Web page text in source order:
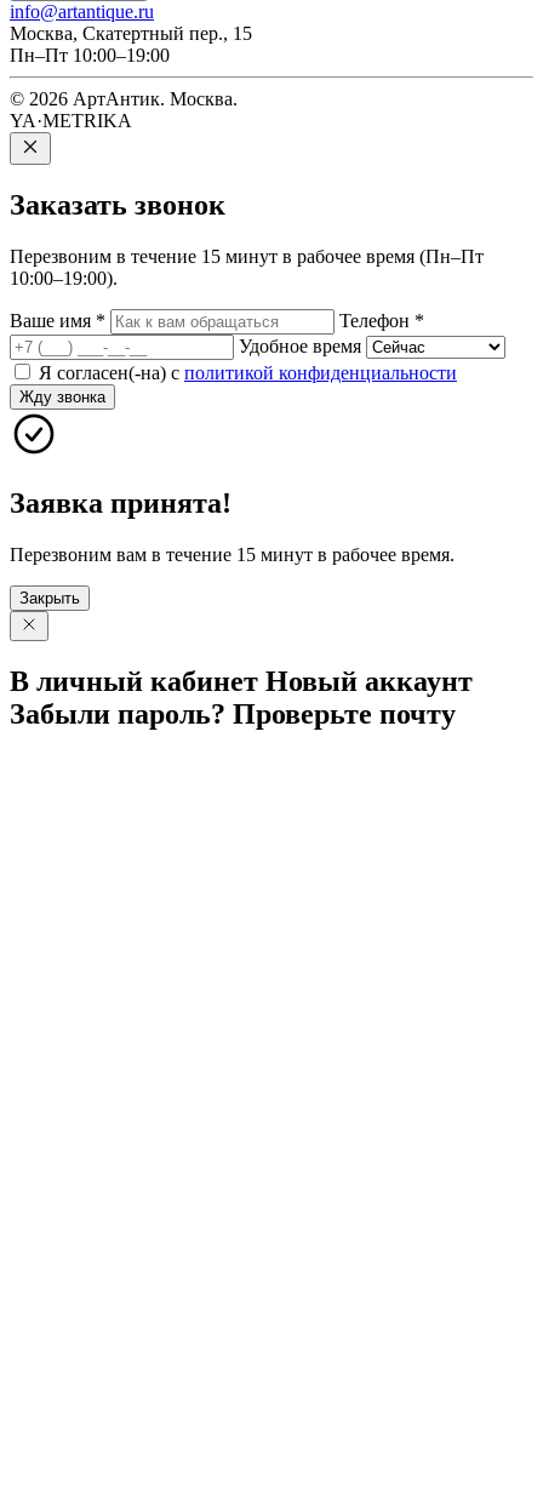
info@artantique.ru
Москва, Скатертный пер., 15
Пн–Пт 10:00–19:00
© 2026 АртАнтик. Москва.
YA·METRIKA
Заказать звонок
Перезвоним в течение 15 минут в рабочее время (Пн–Пт
10:00–19:00).
Ваше имя * Телефон *
Удобное время
Я согласен(-на) с политикой конфиденциальности
Жду звонка
Заявка принята!
Перезвоним вам в течение 15 минут в рабочее время.
Закрыть
В личный кабинет Новый аккаунт
Забыли пароль? Проверьте почту